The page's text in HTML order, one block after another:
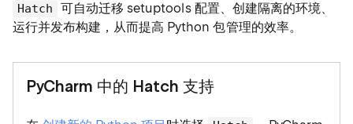
Hatch
可自动迁移 setuptools 配置、创建隔离的环境、
运行并发布构建，从而提高 Python 包管理的效率。
PyCharm 中的 Hatch 支持